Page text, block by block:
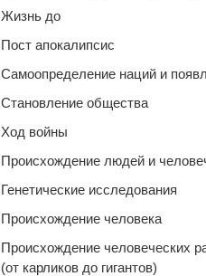
Жизнь до
Пост апокалипсис
Самоопределение наций и
Становление общества
Ход войны
Происхождение людей и
Генетические исследования
Происхождение человека
Происхождение человеческих
(от карликов до гигантов)